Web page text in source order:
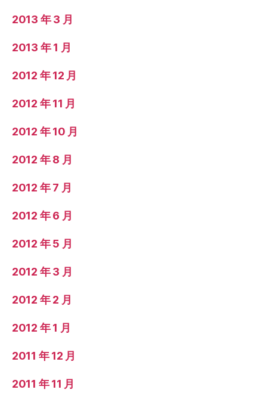
2013 年 3 月
2013 年 1 月
2012 年 12 月
2012 年 11 月
2012 年 10 月
2012 年 8 月
2012 年 7 月
2012 年 6 月
2012 年 5 月
2012 年 3 月
2012 年 2 月
2012 年 1 月
2011 年 12 月
2011 年 11 月